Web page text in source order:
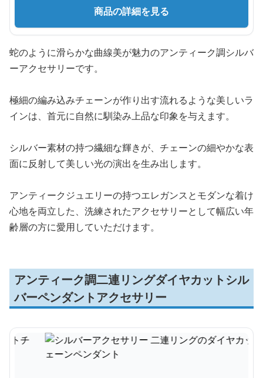
商品の詳細を見る
蛇のように滑らかな曲線美が魅力のアンティーク調シルバ
ーアクセサリーです。
極細の編み込みチェーンが作り出す流れるような美しいラ
インは、首元に自然に馴染み上品な印象を与えます。
シルバー素材の持つ繊細な輝きが、チェーンの細やかな表
面に反射して美しい光の演出を生み出します。
アンティークジュエリーの持つエレガンスとモダンな着け
心地を両立した、洗練されたアクセサリーとして幅広い年
齢層の方に愛用していただけます。
アンティーク調二連リングダイヤカットシル
バーペンダントアクセサリー